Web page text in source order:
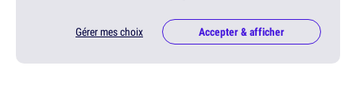
Gérer mes choix Accepter & afficher